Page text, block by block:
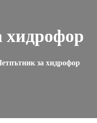
хидрофор
за хидрофор